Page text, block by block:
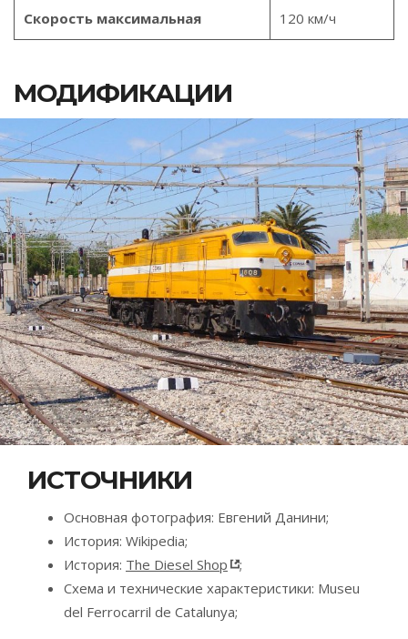
Скорость максимальная 120 км/ч
МОДИФИКАЦИИ
ИСТОЧНИКИ
Основная фотография: Евгений Данини;
История: Wikipedia;
История: The Diesel Shop
;
Схема и технические характеристики: Museu
del Ferrocarril de Catalunya;